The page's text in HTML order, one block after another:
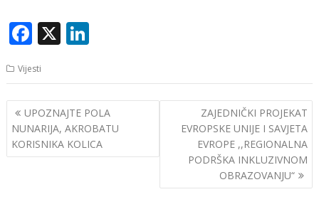
F
e
b
o
o
X
k
e
dI
n
Vijesti
Navigacija
članaka
UPOZNAJTE POLA
NUNARIJA, AKROBATU
KORISNIKA KOLICA
ZAJEDNIČKI PROJEKAT
EVROPSKE UNIJE I SAVJETA
EVROPE ,,REGIONALNA
PODRŠKA INKLUZIVNOM
OBRAZOVANJU“